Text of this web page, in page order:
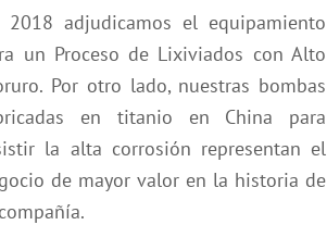
2018 adjudicamos el equipamiento
un Proceso de Lixiviados con Alto
Por otro lado, nuestras bombas
en titanio en China para
la alta corrosión representan el
de mayor valor en la historia de